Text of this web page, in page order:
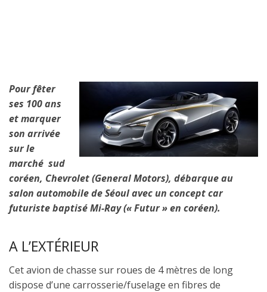
Pour fêter
ses 100 ans
et marquer
son arrivée
sur le
marché sud
coréen, Chevrolet (General Motors), débarque au
salon automobile de Séoul avec un concept car
futuriste baptisé Mi-Ray (« Futur » en coréen).
A L’EXTÉRIEUR
Cet avion de chasse sur roues de 4 mètres de long
dispose d’une carrosserie/fuselage en fibres de